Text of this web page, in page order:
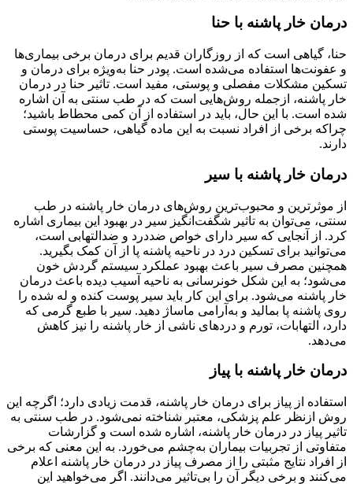
درمان خار پاشنه با حنا
حنا، گیاهی است که از روزگاران قدیم برای درمان برخی بیماری‌ها
و عفونت‌ها استفاده می‌شده است. پودر حنا به‌ویژه برای درمان و
تسکین مشکلات مفصلی و پوستی، مفید است. تاثیر حنا در درمان
خار پاشنه، ازجمله روش‌هایی است که در طب سنتی به آن اشاره
شده است. با این حال، باید در استفاده از آن کمی محطاط باشید؛
چراکه برخی از افراد نسبت به این ماده گیاهی، حساسیت پوستی
دارند.
درمان خار پاشنه با سیر
از موثرترین و محبوب‌ترین روش‌های درمان خار پاشنه در طب
سنتی، می‌توان به تاثیر شگفت‌انگیز سیر در بهبود این بیماری اشاره
کرد. از آنجایی که سیر دارای خواص ضددرد و ضدالتهابی است،
می‌توانید برای تسکین درد در ناحیه پاشنه پا از آن کمک بگیرید.
همچنین مصرف سیر باعث بهبود عملکرد سیستم گردش خون
می‌شود؛ به این شکل خونرسانی به ناحیه آسیب دیده باعث درمان
خار پاشنه می‌شود. برای این کار باید سیر پوست کنده و له شده را
روی پاشنه پا بمالید و به‌آرامی ماساژ دهید. سیر با طبع گرمی که
دارد، التهابات، تورم و دردهای ناشی از خار پاشنه را نیز کاهش
می‌دهد.
درمان خار پاشنه با پیاز
استفاده از پیاز برای درمان خار پاشنه، قدمت زیادی دارد؛ اگرچه این
روش ازنظر علم پزشکی، معتبر شناخته نمی‌شود. در طب سنتی به
تاثیر پیاز در درمان خار پاشنه، اشاره شده است و گزارشات
متفاوتی از تجربیات بیماران به‌چشم می‌خورد. به این معنی که برخی
از افراد نتایج مثبتی را از مصرف پیاز در درمان خار پاشنه اعلام
می‌کنند و برخی دیگر آن را بی‌تاثیر می‌دانند. اگر می‌خواهید این